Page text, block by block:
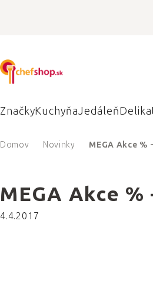
ZnačkyKuchyňaJedáleň
Domov Novinky MEGA Akce
MEGA Akce
4.4.2017